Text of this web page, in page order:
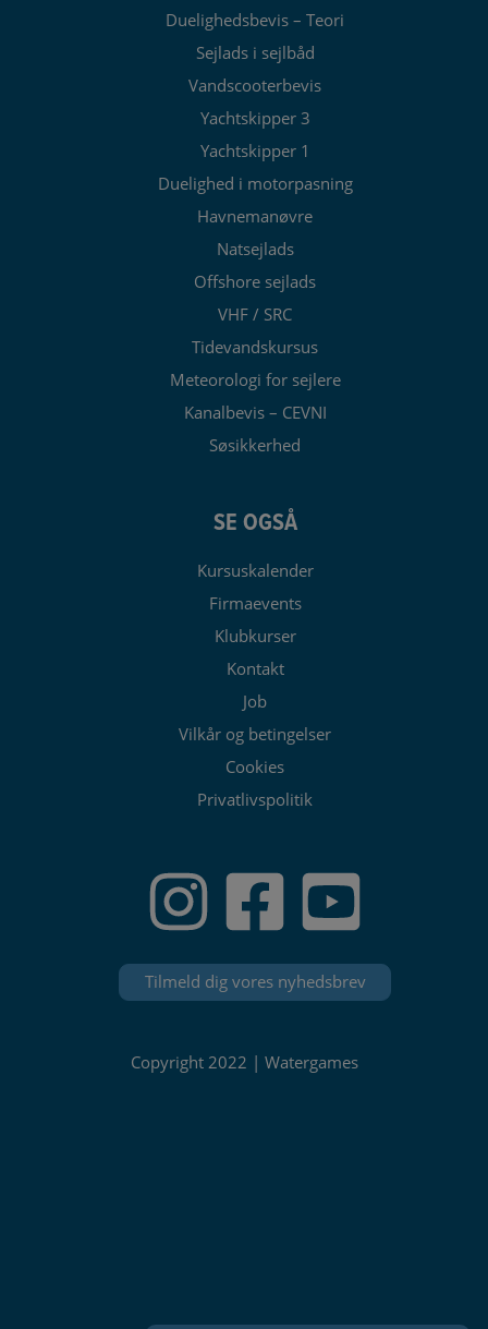
Duelighedsbevis – Teori
Sejlads i sejlbåd
Vandscooterbevis
Yachtskipper 3
Yachtskipper 1
Duelighed i motorpasning
Havnemanøvre
Natsejlads
Offshore sejlads
VHF / SRC
Tidevandskursus
Meteorologi for sejlere
Kanalbevis – CEVNI
Søsikkerhed
SE OGSÅ
Kursuskalender
Firmaevents
Klubkurser
Kontakt
Job
Vilkår og betingelser
Cookies
Privatlivspolitik
Tilmeld dig vores nyhedsbrev
Copyright 2022 | Watergames